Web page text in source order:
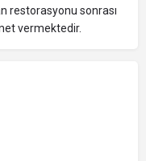
restorasyonu sonrası
vermektedir.